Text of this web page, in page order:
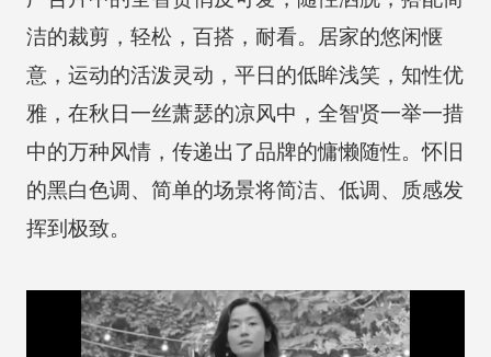
洁的裁剪，轻松，百搭，耐看。居家的悠闲惬
意，运动的活泼灵动，平日的低眸浅笑，知性优
雅，在秋日一丝萧瑟的凉风中，全智贤一举一措
中的万种风情，传递出了品牌的慵懒随性。怀旧
的黑白色调、简单的场景将简洁、低调、质感发
挥到极致。